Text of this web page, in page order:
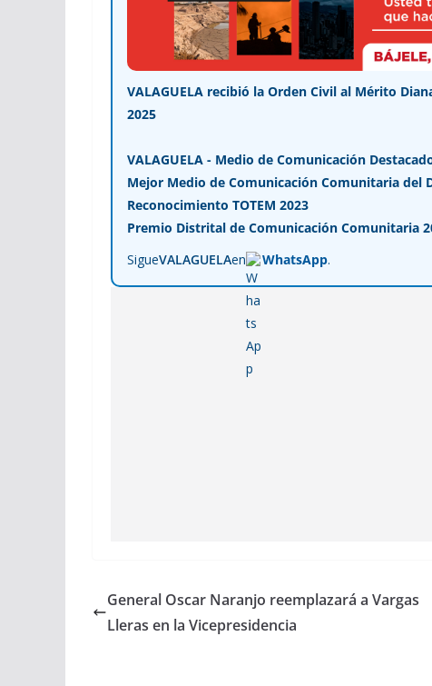
VALAGUELA recibió la Orden Civil al Mérito
2025
VALAGUELA - Medio de Comunicación
Mejor Medio de Comunicación Comunitaria del
Reconocimiento TOTEM 2023
Premio Distrital de Comunicación Comunitaria
SigueVALAGUELAen WhatsApp.
General Oscar Naranjo reemplazará a Vargas
Lleras en la Vicepresidencia